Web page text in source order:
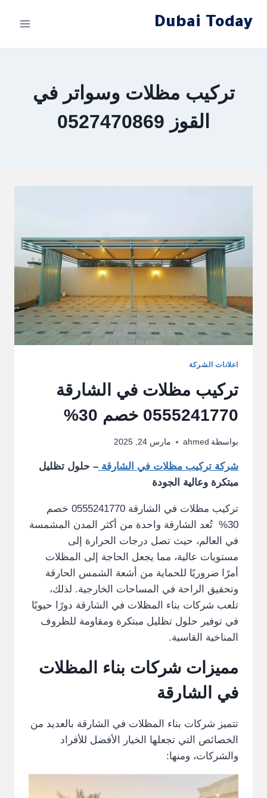
Dubai Today
تركيب مظلات وسواتر في
القوز 0527470869
اعلانات الشركة
تركيب مظلات في الشارقة
0555241770 خصم 30%
بواسطة ahmed مارس 24, 2025
شركة تركيب مظلات في الشارقة – حلول تظليل
مبتكرة وعالية الجودة
تركيب مظلات في الشارقة 0555241770 خصم
30% تُعد الشارقة واحدة من أكثر المدن المشمسة
في العالم، حيث تصل درجات الحرارة إلى
مستويات عالية، مما يجعل الحاجة إلى المظلات
أمرًا ضروريًا للحماية من أشعة الشمس الحارقة
وتحقيق الراحة في المساحات الخارجية. لذلك،
تلعب شركات بناء المظلات في الشارقة دورًا حيويًا
في توفير حلول تظليل مبتكرة ومقاومة للظروف
المناخية القاسية.
مميزات شركات بناء المظلات
في الشارقة
تتميز شركات بناء المظلات في الشارقة بالعديد من
الخصائص التي تجعلها الخيار الأفضل للأفراد
والشركات، ومنها: